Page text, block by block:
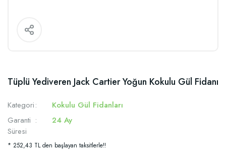
Tüplü Yediveren Jack Cartier Yoğun Kokulu Gül Fidanı
Kategori
Kokulu Gül Fidanları
Garanti
Süresi
24 Ay
* 252,43 TL den başlayan taksitlerle!!